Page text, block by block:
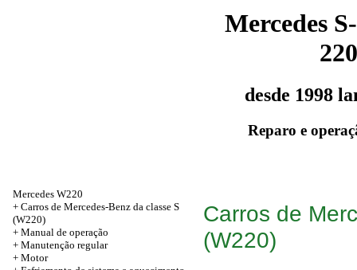
Mercedes
220
desde 1998
Reparo e
Mercedes W220
+ Carros de Mercedes-Benz da classe S
(W220)
+ Manual de operação
+ Manutenção regular
+ Motor
Carros de
(W220)